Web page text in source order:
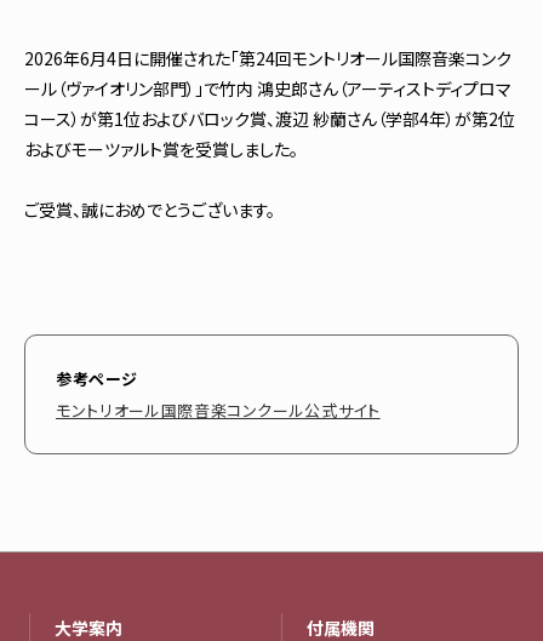
2026年6月4日に開催された「第24回モントリオール国際音楽コンク
ール（ヴァイオリン部門）」で竹内 鴻史郎さん（アーティストディプロマ
コース）が第1位およびバロック賞、渡辺 紗蘭さん（学部4年）が第2位
およびモーツァルト賞を受賞しました。
ご受賞、誠におめでとうございます。
参考ページ
モントリオール国際音楽コンクール公式サイト
大学案内 付属機関